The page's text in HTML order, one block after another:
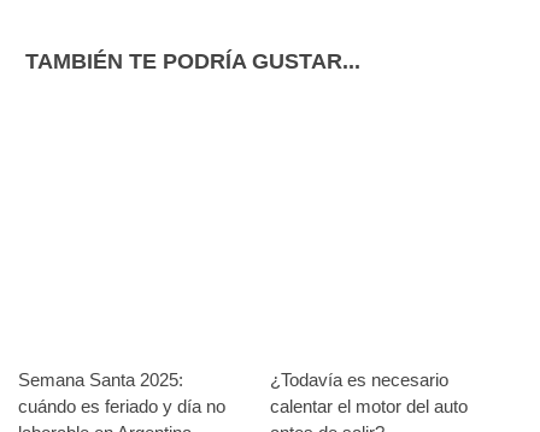
TAMBIÉN TE PODRÍA GUSTAR...
Semana Santa 2025:
cuándo es feriado y día no
¿Todavía es necesario
calentar el motor del auto